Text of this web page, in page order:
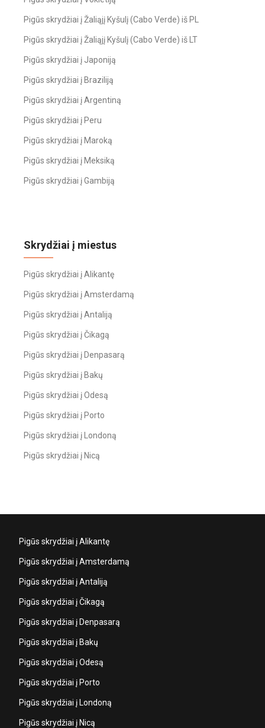
Pigūs skrydžiai į Žaliąjį Kyšulį (Cabo Verde) iš PL
Pigūs skrydžiai į Žaliąjį Kyšulį (Cabo Verde) iš LT
Pigūs skrydžiai į Japoniją
Pigūs skrydžiai į Braziliją
Pigūs skrydžiai į Argentiną
Pigūs skrydžiai į Peru
Pigūs skrydžiai į Maroką
Pigūs skrydžiai į Meksiką
Pigūs skrydžiai į Gambiją
Skrydžiai į miestus
Pigūs skrydžiai į Alikantę
Pigūs skrydžiai į Amsterdamą
Pigūs skrydžiai į Antaliją
Pigūs skrydžiai į Čikagą
Pigūs skrydžiai į Denpasarą
Pigūs skrydžiai į Bakų
Pigūs skrydžiai į Odesą
Pigūs skrydžiai į Porto
Pigūs skrydžiai į Londoną
Pigūs skrydžiai į Nicą
Pigūs skrydžiai į Alikantę
Pigūs skrydžiai į Amsterdamą
Pigūs skrydžiai į Antaliją
Pigūs skrydžiai į Čikagą
Pigūs skrydžiai į Denpasarą
Pigūs skrydžiai į Bakų
Pigūs skrydžiai į Odesą
Pigūs skrydžiai į Porto
Pigūs skrydžiai į Londoną
Pigūs skrydžiai į Nicą